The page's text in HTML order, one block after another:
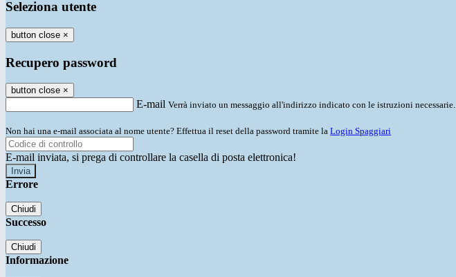
Seleziona utente
button close ×
Recupero password
button close ×
E-mail Verrà inviato un messaggio all'indirizzo indicato con le istruzioni necessarie.
Non hai una e-mail associata al nome utente? Effettua il reset della password tramite la Login Spaggiari
E-mail inviata, si prega di controllare la casella di posta elettronica!
Errore
Chiudi
Successo
Chiudi
Informazione